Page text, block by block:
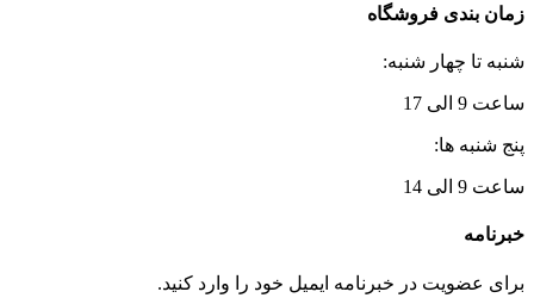
زمان بندی فروشگاه
شنبه تا چهار شنبه:
ساعت 9 الی 17
پنج شنبه ها:
ساعت 9 الی 14
خبرنامه
برای عضویت در خبرنامه ایمیل خود را وارد کنید.